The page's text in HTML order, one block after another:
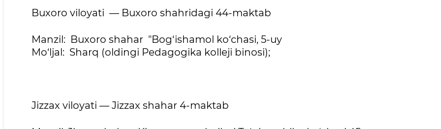
Buxoro viloyati — Buxoro shahridagi 44-maktab
Manzil: Buxoro shahar "Bog‘ishamol ko‘chasi, 5-uy
Mo‘ljal: Sharq (oldingi Pedagogika kolleji binosi);
Jizzax viloyati — Jizzax shahar 4-maktab